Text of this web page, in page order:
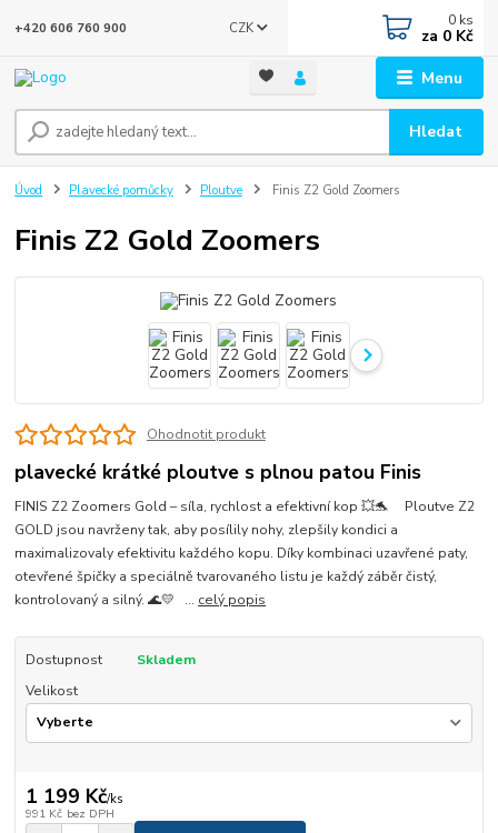
Menu
CZK
Hledat
+420 606 760 900 0 ks
za 0 Kč
Úvod Plavecké pomůcky Ploutve Finis Z2 Gold Zoomers
Finis Z2 Gold Zoomers
Ohodnotit produkt
plavecké krátké ploutve s plnou patou Finis
FINIS Z2 Zoomers Gold – síla, rychlost a efektivní kop 💥🐬 Ploutve Z2
GOLD jsou navrženy tak, aby posílily nohy, zlepšily kondici a
maximalizovaly efektivitu každého kopu. Díky kombinaci uzavřené paty,
otevřené špičky a speciálně tvarovaného listu je každý záběr čistý,
kontrolovaný a silný. 🌊💛 ... celý popis
Dostupnost
Skladem
Velikost
1 199 Kč/ks
991 Kč bez DPH